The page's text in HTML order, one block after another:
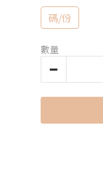
碼/份
數量